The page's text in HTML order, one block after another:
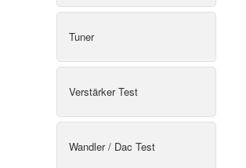
Tuner
Verstärker Test
Wandler / Dac Test